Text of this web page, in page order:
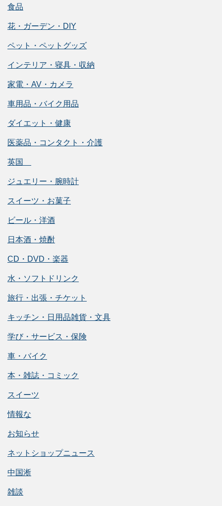
食品
花・ガーデン・DIY
ペット・ペットグッズ
インテリア・寝具・収納
家電・AV・カメラ
車用品・バイク用品
ダイエット・健康
医薬品・コンタクト・介護
英国
ジュエリー・腕時計
スイーツ・お菓子
ビール・洋酒
日本酒・焼酎
CD・DVD・楽器
水・ソフトドリンク
旅行・出張・チケット
キッチン・日用品雑貨・文具
学び・サービス・保険
車・バイク
本・雑誌・コミック
スイーツ
情報な
お知らせ
ネットショップニュース
中国淅
雑談